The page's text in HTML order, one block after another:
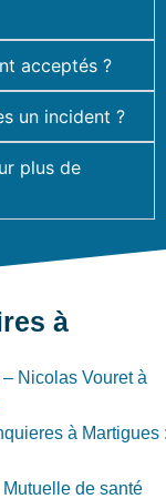
acceptés ?
un incident ?
plus de
à
Nicolas Vouret à
à Martigues
de santé